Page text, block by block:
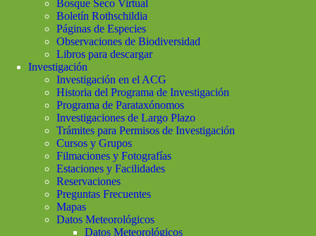
Bosque Seco Virtual
Boletín Rothschildia
Páginas de Especies
Observaciones de Biodiversidad
Libros para descargar
Investigación
Investigación en el ACG
Historia del Programa de Investigación
Programa de Parataxónomos
Investigaciones de Largo Plazo
Trámites para Permisos de Investigación
Cursos y Grupos
Filmaciones y Fotografías
Estaciones y Facilidades
Reservaciones
Preguntas Frecuentes
Mapas
Datos Meteorológicos
Datos Meteorológicos